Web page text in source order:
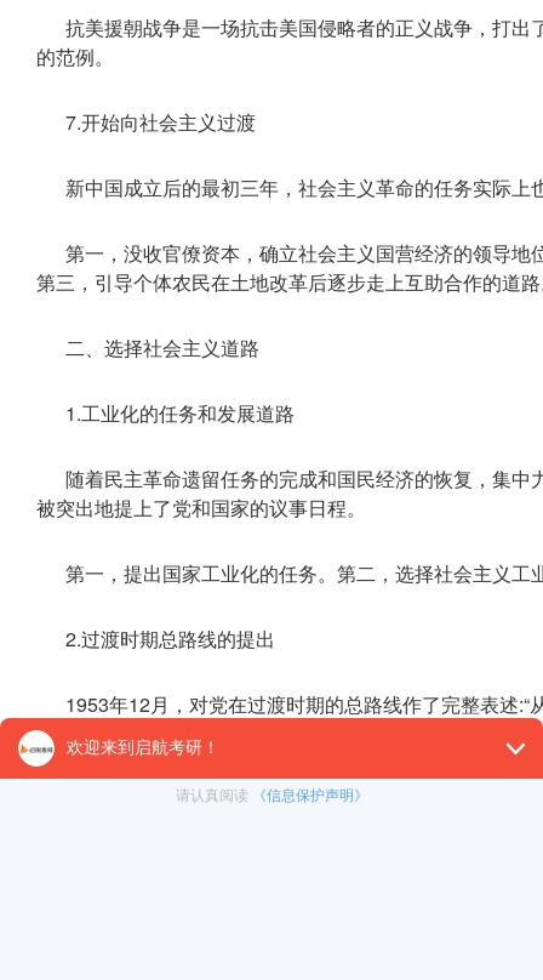
抗美援朝战争是一场抗击美国侵略者的正义战争，打
的范例。
7.开始向社会主义过渡
新中国成立后的最初三年，社会主义革命的任务实际
第一，没收官僚资本，确立社会主义国营经济的领导
第三，引导个体农民在土地改革后逐步走上互助合作的道
二、选择社会主义道路
1.工业化的任务和发展道路
随着民主革命遗留任务的完成和国民经济的恢复，集
被突出地提上了党和国家的议事日程。
第一，提出国家工业化的任务。第二，选择社会主义工
2.过渡时期总路线的提出
1953年12月，对党在过渡时期的总路线作了完整表述
这是一个过渡时期。
3.实行社会主义改造的必要性和条件